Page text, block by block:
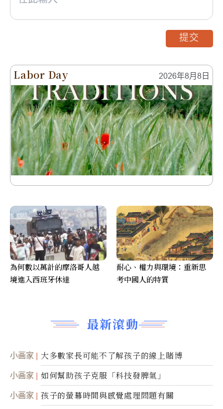
Labor Day 2026年8月8日
最新滾動
小画家 大多數家長可能不了解孩子的線上賭博
小画家 如何幫助孩子克服「科技發脾氣」
小画家 孩子的螢幕時間與感覺處理問題有關
提交
為何數以萬計的摩洛哥人越
境進入西班牙休達
耐心、權力與環境：重新思
考中國人的特質